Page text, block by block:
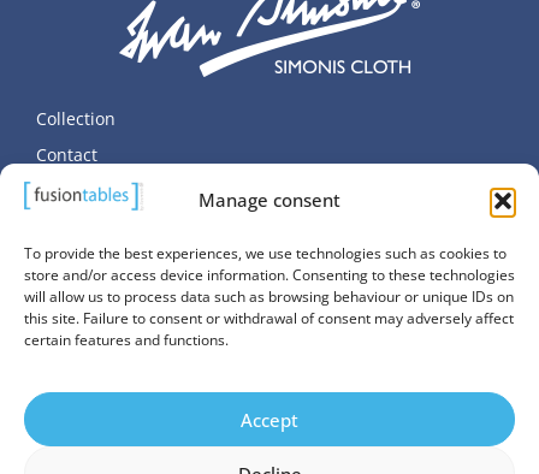
Manage consent
To provide the best experiences, we use technologies such as cookies to
store and/or access device information. Consenting to these technologies
will allow us to process data such as browsing behaviour or unique IDs on
this site. Failure to consent or withdrawal of consent may adversely affect
certain features and functions.
Accept
Collection
Contact
Données personnelles
© Copyright SALUC S.A. 2026. All Rights Reserved.
Website managed byPromatec Digital